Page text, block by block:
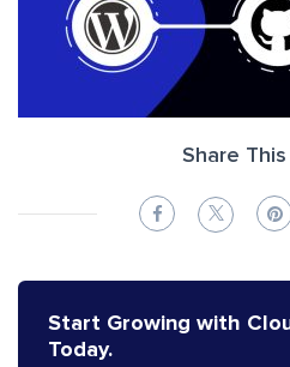
Share
Start Growing with
Today.